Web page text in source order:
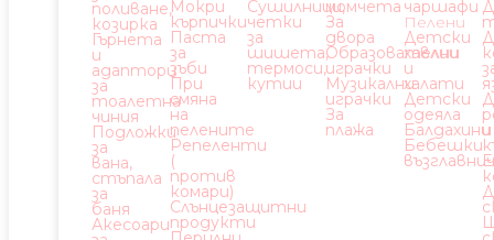
поливане,
козирка
Гърнета
и
адаптори
за
тоалетна
чиния
Подложки
за
вана,
стъпала
за
баня
Акесоари
Мокри
кърпички
Паста
за
зъби
При
смяна
на
пелените
Репеленти
(
против
комари)
Слънцезащитни
продукти
Сушилници,
четки
за
шишета,
термоси,
кутии
момчета
За
двора
Образователни
играчки
Музикални
играчки
За
плажа
чаршафи
Пелени
Детски
хавлии
и
халати
Детски
одеяла
Балдахини
Бебешки
и